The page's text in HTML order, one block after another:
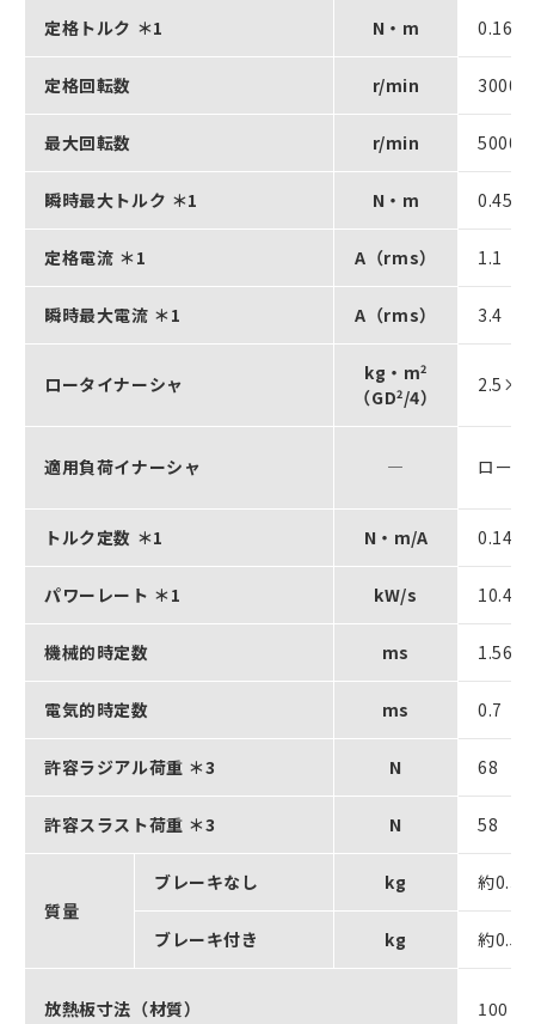
定格トルク ＊1 N・m 0.16
定格回転数 r/min 3000
最大回転数 r/min 5000
瞬時最大トルク ＊1 N・m 0.45
定格電流 ＊1 A（rms） 1.1
瞬時最大電流 ＊1 A（rms） 3.4
ロータイナーシャ kg・m2
（GD2/4）
適用負荷イナーシャ ― ロー
トルク定数 ＊1 N・m/A 0.14
パワーレート ＊1 kW/s 10.4
機械的時定数 ms 1.56
電気的時定数 ms 0.7
許容ラジアル荷重 ＊3 N 68
許容スラスト荷重 ＊3 N 58
質量
ブレーキなし kg 約0.3
ブレーキ付き kg 約0.5
放熱板寸法（材質）